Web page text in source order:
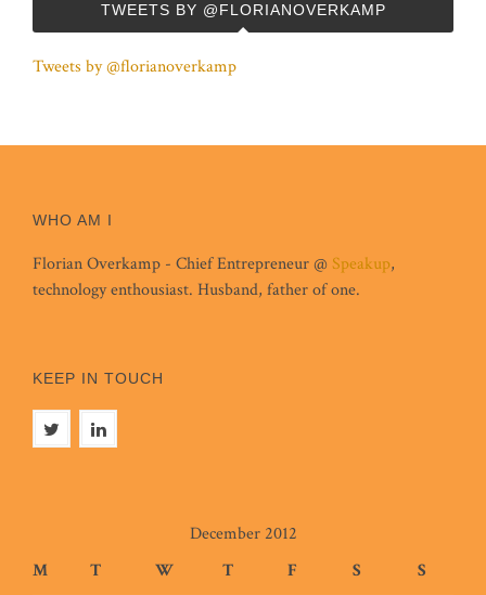
TWEETS BY @FLORIANOVERKAMP
Tweets by @florianoverkamp
WHO AM I
Florian Overkamp - Chief Entrepreneur @ Speakup,
technology enthousiast. Husband, father of one.
KEEP IN TOUCH
December 2012
M
T W T F S S